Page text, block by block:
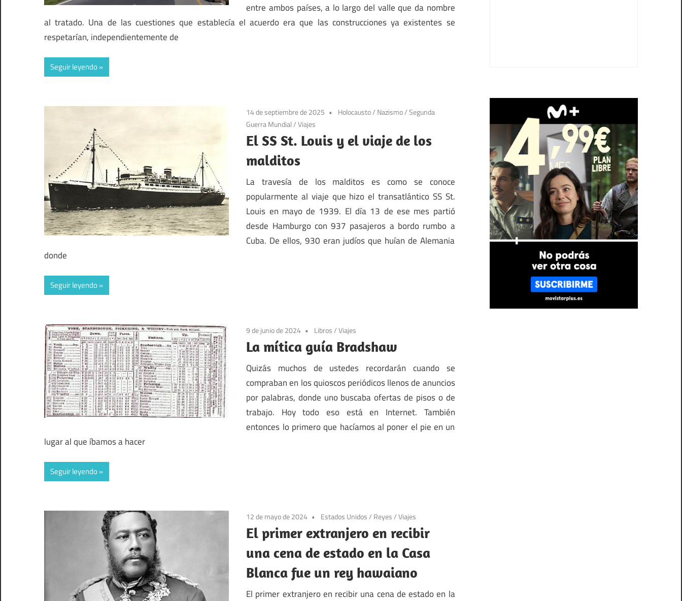
entre ambos países, a lo largo del valle que da nombre
al tratado. Una de las cuestiones que establecía el acuerdo era que las construcciones ya existentes se
respetarían, independientemente de
Seguir leyendo
14 de septiembre de 2025 Holocausto/ Nazismo/Segunda
Guerra Mundial/Viajes
El SS St. Louis y el viaje de los
malditos
La travesía de los malditos es como se conoce
popularmente al viaje que hizo el transatlántico SS St.
Louis en mayo de 1939. El día 13 de ese mes partió
desde Hamburgo con 937 pasajeros a bordo rumbo a
Cuba. De ellos, 930 eran judíos que huían de Alemania
donde
Seguir leyendo
9 de junio de 2024 Libros/Viajes
La mítica guía Bradshaw
Quizás muchos de ustedes recordarán cuando se
compraban en los quioscos periódicos llenos de anuncios
por palabras, donde uno buscaba ofertas de pisos o de
trabajo. Hoy todo eso está en Internet. También
entonces lo primero que hacíamos al poner el pie en un
lugar al que íbamos a hacer
Seguir leyendo
12 de mayo de 2024 Estados Unidos/ Reyes/Viajes
El primer extranjero en recibir
una cena de estado en la Casa
Blanca fue un rey hawaiano
El primer extranjero en recibir una cena de estado en la